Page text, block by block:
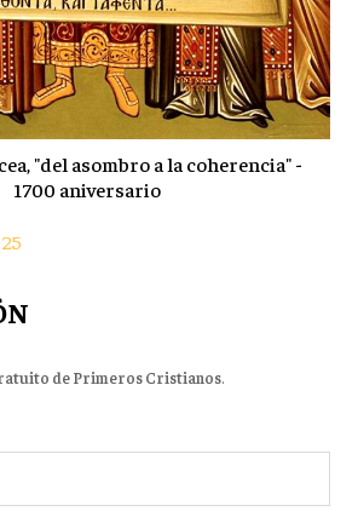
"del asombro a la coherencia" -
1700 aniversario
de Primeros Cristianos.